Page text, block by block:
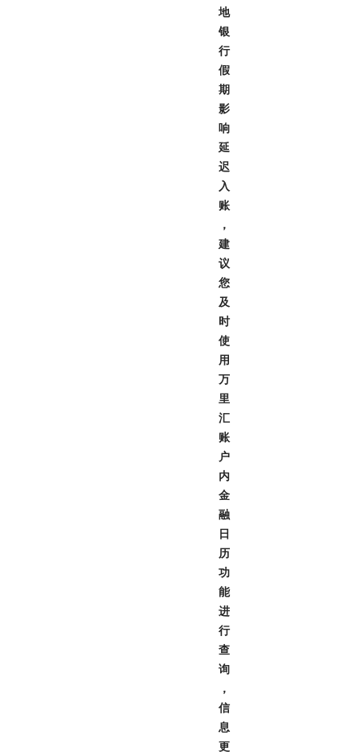
地
银
行
假
期
影
响
延
迟
入
账
，
建
议
您
及
时
使
用
万
里
汇
账
户
内
金
融
日
历
功
能
进
行
查
询
，
信
息
更